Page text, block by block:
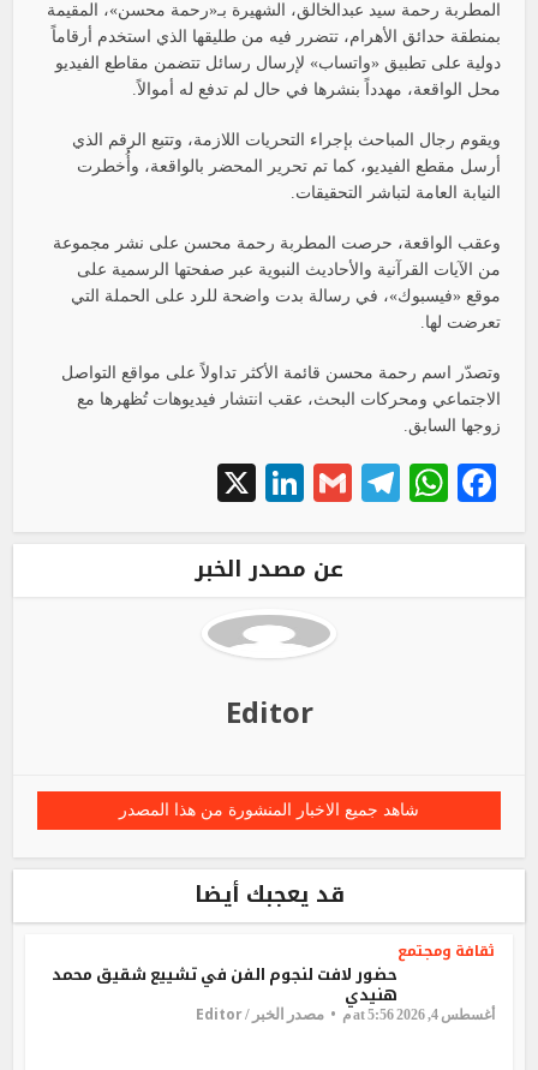
المطربة رحمة سيد عبدالخالق، الشهيرة بـ«رحمة محسن»، المقيمة
بمنطقة حدائق الأهرام، تتضرر فيه من طليقها الذي استخدم أرقاماً
دولية على تطبيق «واتساب» لإرسال رسائل تتضمن مقاطع الفيديو
محل الواقعة، مهدداً بنشرها في حال لم تدفع له أموالاً.
ويقوم رجال المباحث بإجراء التحريات اللازمة، وتتبع الرقم الذي
أرسل مقطع الفيديو، كما تم تحرير المحضر بالواقعة، وأُخطرت
النيابة العامة لتباشر التحقيقات.
وعقب الواقعة، حرصت المطربة رحمة محسن على نشر مجموعة
من الآيات القرآنية والأحاديث النبوية عبر صفحتها الرسمية على
موقع «فيسبوك»، في رسالة بدت واضحة للرد على الحملة التي
تعرضت لها.
وتصدّر اسم رحمة محسن قائمة الأكثر تداولاً على مواقع التواصل
الاجتماعي ومحركات البحث، عقب انتشار فيديوهات تُظهرها مع
زوجها السابق.
Facebook
WhatsApp
Telegram
Gmail
LinkedIn
عن مصدر الخبر
Editor
شاهد جميع الاخبار المنشورة من هذا المصدر
قد يعجبك أيضا
ثقافة ومجتمع
حضور لافت لنجوم الفن في تشييع شقيق محمد
هنيدي
أغسطس 4, 2026 at 5:56 م مصدر الخبر /Editor